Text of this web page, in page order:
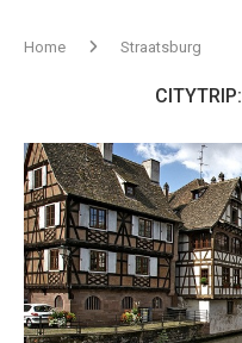
Home Straatsburg
CITYTRIP: